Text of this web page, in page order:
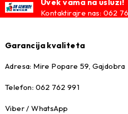
Uvek vama na usluzi!
Kontaktirajre nas: 062
Garancija kvaliteta
Adresa: Mire Popare 59, Gajdobra
Telefon: 062 762 991
Viber / WhatsApp